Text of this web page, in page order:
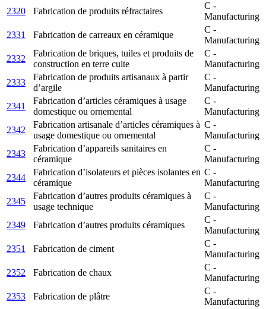
2320
Fabrication de produits réfractaires
C -
Manufacturing
2331
Fabrication de carreaux en céramique
C -
Manufacturing
2332
Fabrication de briques, tuiles et produits de
construction en terre cuite
C -
Manufacturing
2333
Fabrication de produits artisanaux à partir
d’argile
C -
Manufacturing
2341
Fabrication d’articles céramiques à usage
domestique ou ornemental
C -
Manufacturing
2342
Fabrication artisanale d’articles céramiques à
usage domestique ou ornemental
C -
Manufacturing
2343
Fabrication d’appareils sanitaires en
céramique
C -
Manufacturing
2344
Fabrication d’isolateurs et pièces isolantes en
céramique
C -
Manufacturing
2345
Fabrication d’autres produits céramiques à
usage technique
C -
Manufacturing
2349
Fabrication d’autres produits céramiques
C -
Manufacturing
2351
Fabrication de ciment
C -
Manufacturing
2352
Fabrication de chaux
C -
Manufacturing
2353
Fabrication de plâtre
C -
Manufacturing